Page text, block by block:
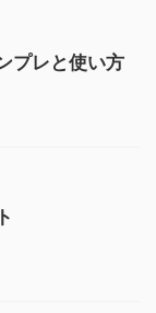
プレと使い方